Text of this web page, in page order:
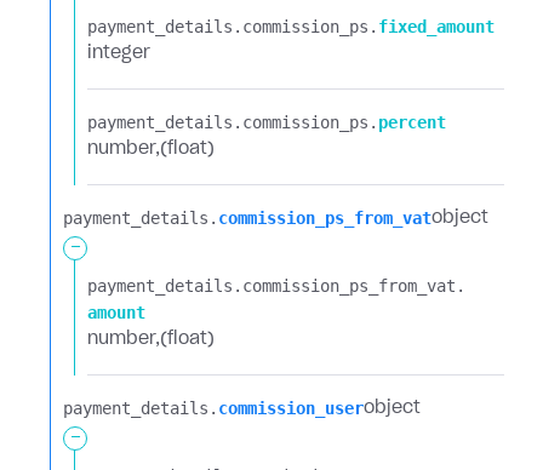
payment_details.​ commission_ps.​ fixed_amount
integer
payment_details.​ commission_ps.​ percent
number (float)
payment_details.​ commission_ps_from_vatobject
-
payment_details.​ commission_ps_from_vat.​
amount
number (float)
payment_details.​ commission_userobject
-